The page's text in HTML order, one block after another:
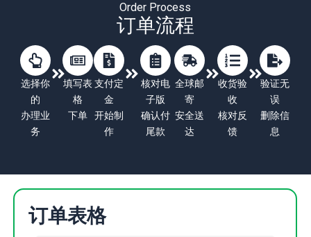
Order Process
订单流程
选择你
的
办理业
务
填写表
格
下单
支付定
金
开始制
作
核对电
子版
确认付
尾款
全球邮
寄
安全送
达
收货验
收
核对反
馈
验证无
误
删除信
息
订单表格